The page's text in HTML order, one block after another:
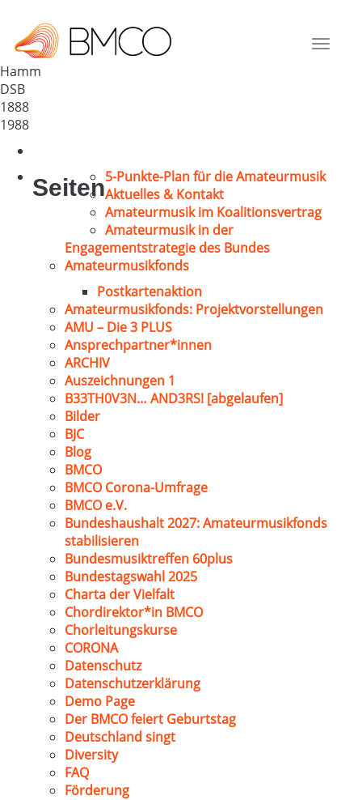
Toggle
Deutschland
59067
Hamm
DSB
1888
1988
Seiten5-Punkte-Plan für die Amateurmusik
Aktuelles & Kontakt
Amateurmusik im Koalitionsvertrag
Amateurmusik in der
Engagementstrategie des Bundes
Amateurmusikfonds
Postkartenaktion
Amateurmusikfonds: Projektvorstellungen
AMU – Die 3 PLUS
Ansprechpartner*innen
ARCHIV
Auszeichnungen 1
B33TH0V3N… AND3RS! [abgelaufen]
Bilder
BJC
Blog
BMCO
BMCO Corona-Umfrage
BMCO e.V.
Bundeshaushalt 2027: Amateurmusikfonds
stabilisieren
Bundesmusiktreffen 60plus
Bundestagswahl 2025
Charta der Vielfalt
Chordirektor*in BMCO
Chorleitungskurse
CORONA
Datenschutz
Datenschutzerklärung
Demo Page
Der BMCO feiert Geburtstag
Deutschland singt
Diversity
FAQ
Förderung